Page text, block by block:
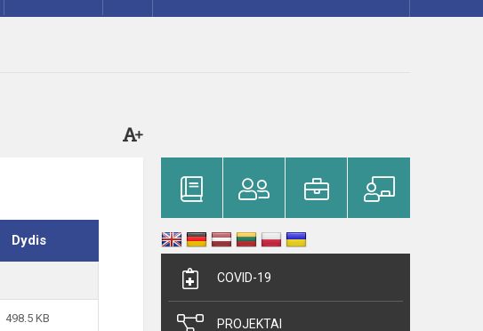
Dydis
498.5 KB
COVID-19
PROJEKTAI